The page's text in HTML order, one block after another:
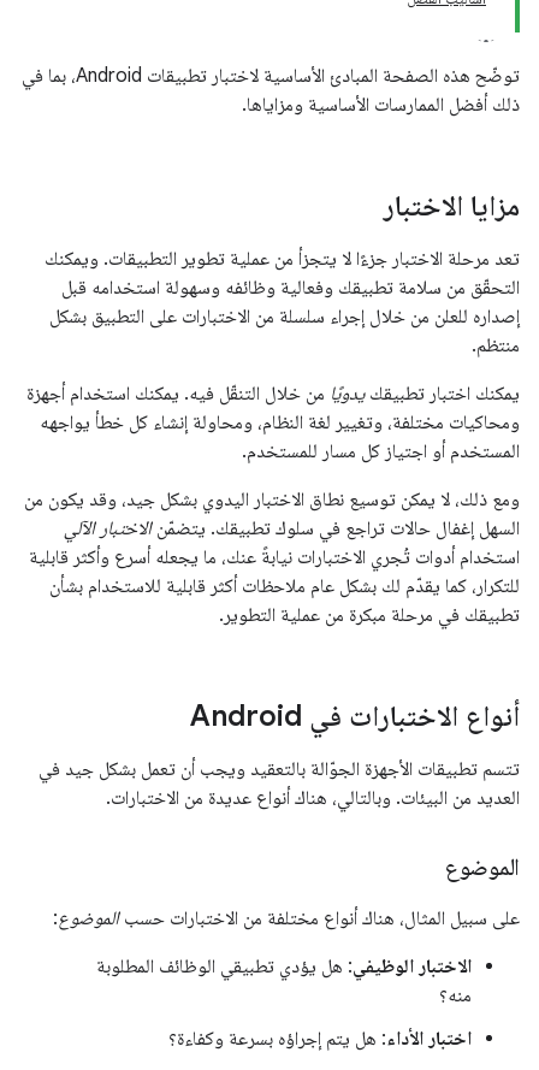
توضّح هذه الصفحة المبادئ الأساسية لاختبار تطبيقات Android، بما في
ذلك أفضل الممارسات الأساسية ومزاياها.
مزايا الاختبار
تعد مرحلة الاختبار جزءًا لا يتجزأ من عملية تطوير التطبيقات. ويمكنك
التحقّق من سلامة تطبيقك وفعالية وظائفه وسهولة استخدامه قبل
إصداره للعلن من خلال إجراء سلسلة من الاختبارات على التطبيق بشكل
منتظم.
يمكنك اختبار تطبيقكيدويًا من خلال التنقّل فيه. يمكنك استخدام أجهزة
ومحاكيات مختلفة، وتغيير لغة النظام، ومحاولة إنشاء كل خطأ يواجهه
المستخدم أو اجتياز كل مسار للمستخدم.
ومع ذلك، لا يمكن توسيع نطاق الاختبار اليدوي بشكل جيد، وقد يكون من
السهل إغفال حالات تراجع في سلوك تطبيقك. يتضمّنالاختبار الآلي
استخدام أدوات تُجري الاختبارات نيابةً عنك، ما يجعله أسرع وأكثر قابلية
للتكرار، كما يقدّم لك بشكل عام ملاحظات أكثر قابلية للاستخدام بشأن
تطبيقك في مرحلة مبكرة من عملية التطوير.
أنواع الاختبارات في Android
تتسم تطبيقات الأجهزة الجوّالة بالتعقيد ويجب أن تعمل بشكل جيد في
العديد من البيئات. وبالتالي، هناك أنواع عديدة من الاختبارات.
الموضوع
على سبيل المثال، هناك أنواع مختلفة من الاختبارات حسبالموضوع:
الاختبار الوظيفي: هل يؤدي تطبيقي الوظائف المطلوبة
منه؟
اختبار الأداء: هل يتم إجراؤه بسرعة وكفاءة؟